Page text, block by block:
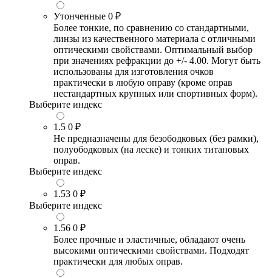
Утонченные 0 ₽
Более тонкие, по сравнению со стандартными,
линзы из качественного материала с отличными
оптическими свойствами. Оптимальный выбор
при значениях рефракции до +/- 4.00. Могут быть
использованы для изготовления очков
практически в любую оправу (кроме оправ
нестандартных крупных или спортивных форм).
Выберите индекс
1.5 0 ₽
Не предназначены для безободковых (без рамки),
полуободковых (на леске) и тонких титановых
оправ.
Выберите индекс
1.53 0 ₽
Выберите индекс
1.56 0 ₽
Более прочные и эластичные, обладают очень
высокими оптическими свойствами. Подходят
практически для любых оправ.